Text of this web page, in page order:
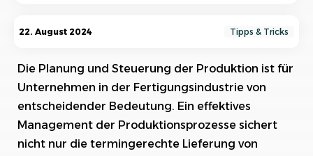
Was ist ein Cloud-ERP und wie unterstützt es
die Produktion?
Die Kernfunktionen eines Cloud-ERP für die
Produktion
Vorteile der Nutzung eines Cloud-ERP für die
Produktionsplanung und -steuerung
22. August 2024 Tipps & Tricks
Die Planung und Steuerung der Produktion ist für
Unternehmen in der Fertigungsindustrie von
entscheidender Bedeutung. Ein effektives
Management der Produktionsprozesse sichert
nicht nur die termingerechte Lieferung von